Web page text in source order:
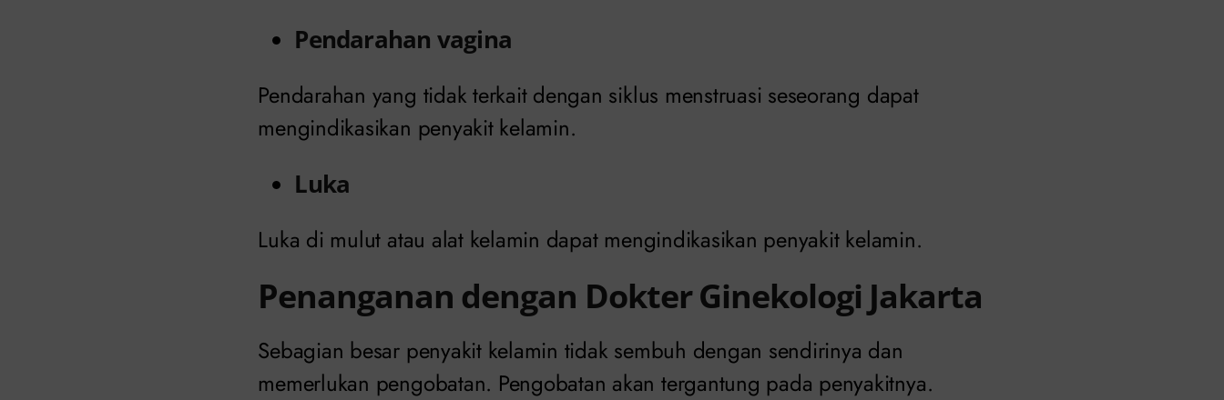
Pendarahan vagina
Pendarahan yang tidak terkait dengan siklus menstruasi seseorang dapat
mengindikasikan penyakit kelamin.
Luka
Luka di mulut atau alat kelamin dapat mengindikasikan penyakit kelamin.
Penanganan dengan Dokter Ginekologi Jakarta
Sebagian besar penyakit kelamin tidak sembuh dengan sendirinya dan
memerlukan pengobatan. Pengobatan akan tergantung pada penyakitnya.